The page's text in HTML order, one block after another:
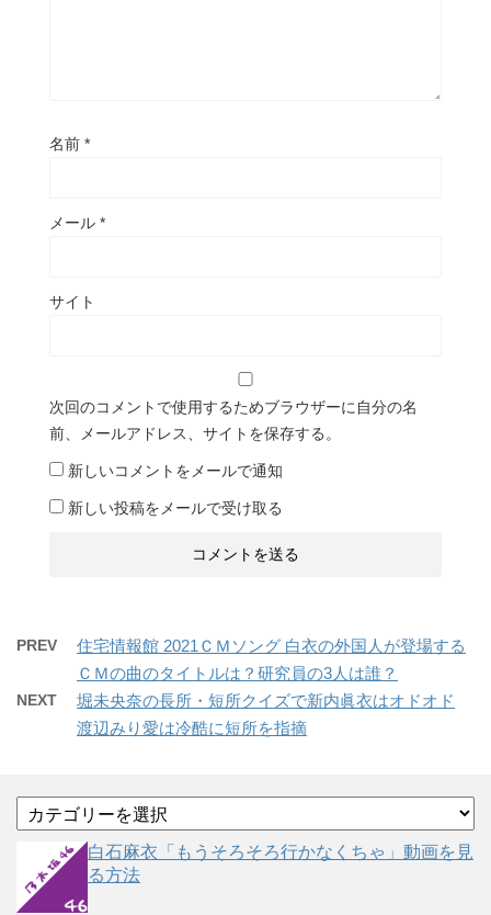
名前 *
メール *
サイト
次回のコメントで使用するためブラウザーに自分の名
前、メールアドレス、サイトを保存する。
新しいコメントをメールで通知
新しい投稿をメールで受け取る
PREV
住宅情報館 2021ＣＭソング 白衣の外国人が登場する
ＣＭの曲のタイトルは？研究員の3人は誰？
NEXT
堀未央奈の長所・短所クイズで新内眞衣はオドオド
渡辺みり愛は冷酷に短所を指摘
テ
ー
白石麻衣「もうそろそろ行かなくちゃ」動画を見
る方法